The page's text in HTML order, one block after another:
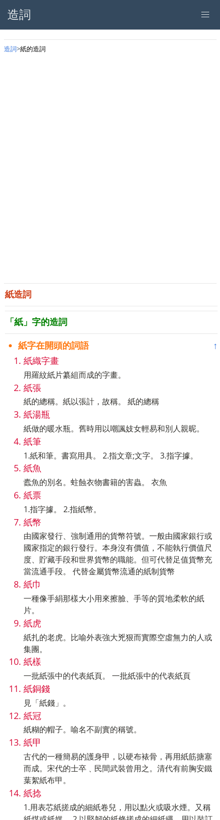
造詞
造詞 紙的造詞
紙造詞
「紙」字的造詞
紙字在開頭的詞語
↑
紙織字畫
用羅紋紙片纂組而成的字畫。
紙張
紙的總稱。紙以張計，故稱。 紙的總稱
紙湯瓶
紙做的暖水瓶。舊時用以嘲諷妓女輕易和別人親昵。
紙筆
1.紙和筆。書寫用具。 2.指文章;文字。 3.指字據。
紙魚
蠹魚的別名。蛀蝕衣物書籍的害蟲。 衣魚
紙票
1.指字據。 2.指紙幣。
紙幣
由國家發行、強制通用的貨幣符號。一般由國家銀行或
國家指定的銀行發行。本身沒有價值，不能執行價值尺
度、貯藏手段和世界貨幣的職能。但可代替足值貨幣充
當流通手段。 代替金屬貨幣流通的紙制貨幣
紙巾
一種像手絹那樣大小用來擦臉、手等的質地柔軟的紙
片。
紙虎
紙扎的老虎。比喻外表強大兇狠而實際空虛無力的人或
集團。
紙樣
一批紙張中的代表紙頁。 一批紙張中的代表紙頁
紙銅錢
見「紙錢」。
紙冠
紙糊的帽子。喻名不副實的稱號。
紙甲
古代的一種簡易的護身甲，以硬布裱骨，再用紙筋搪塞
而成。宋代的士卒﹑民間武裝曾用之。清代有前胸安鐵
葉絮紙布甲。
紙捻
1.用表芯紙搓成的細紙卷兒，用以點火或吸水煙。又稱